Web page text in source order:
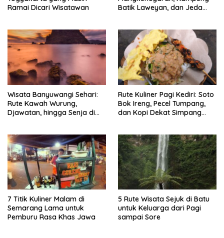
Ramai Dicari Wisatawan
Batik Laweyan, dan Jeda
Wisata Banyuwangi Sehari:
Rute Kawah Wurung,
Djawatan, hingga Senja di
Rute Kuliner Pagi Kediri: Soto
Bok Ireng, Pecel Tumpang,
dan Kopi Dekat Simpang
7 Titik Kuliner Malam di
Semarang Lama untuk
Pemburu Rasa Khas Jawa
5 Rute Wisata Sejuk di Batu
untuk Keluarga dari Pagi
sampai Sore